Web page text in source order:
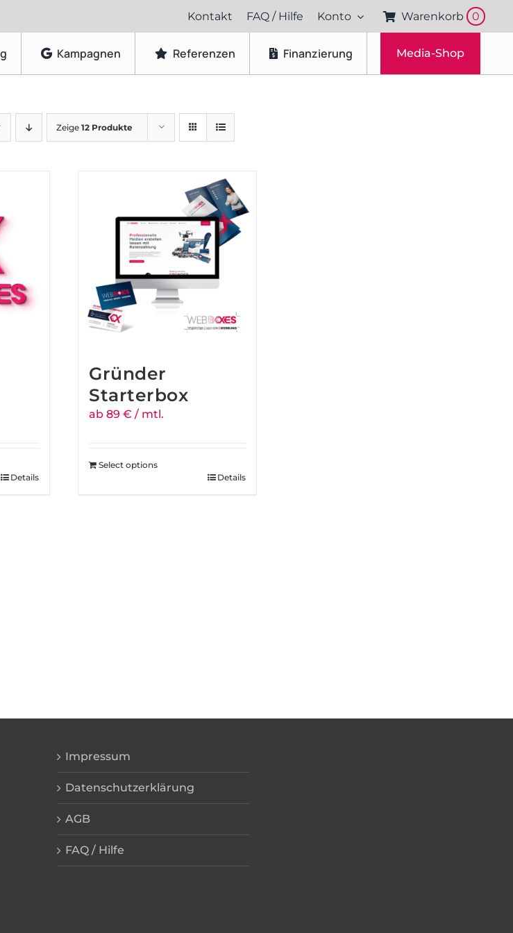
Kontakt FAQ / Hilfe Konto Warenkorb 0
& Kataloge
& Getränkekarten
Produktfotografie
Drohnenaufnahmen
Kampagnen Referenzen Finanzierung Media-Shop
Zeige 12 Produkte
Details
Gründer
Starterbox
ab 89 € / mtl.
Select options
Details
Impressum
Datenschutzerklärung
AGB
FAQ / Hilfe